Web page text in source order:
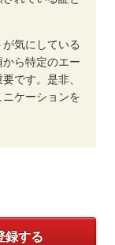
気にしている
ら特定のエー
です。是非、
ケーションを
録する